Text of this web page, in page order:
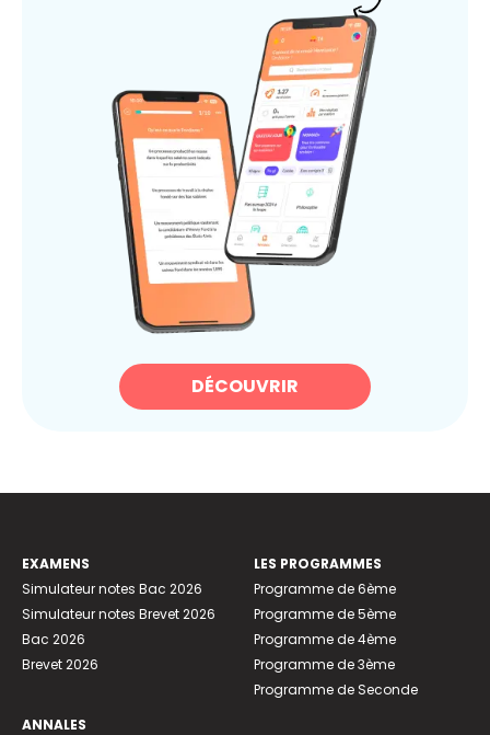
DÉCOUVRIR
EXAMENS
Simulateur notes Bac 2026
Simulateur notes Brevet 2026
Bac 2026
Brevet 2026
ANNALES
LES PROGRAMMES
Programme de 6ème
Programme de 5ème
Programme de 4ème
Programme de 3ème
Programme de Seconde